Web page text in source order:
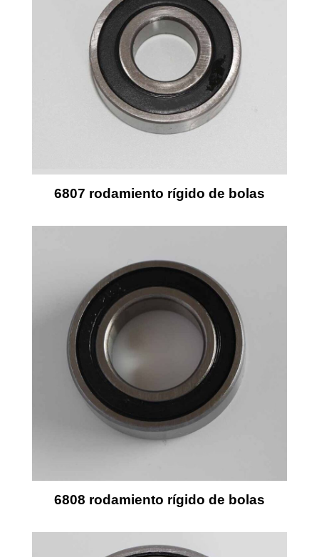
6807 rodamiento rígido de bolas
6808 rodamiento rígido de bolas